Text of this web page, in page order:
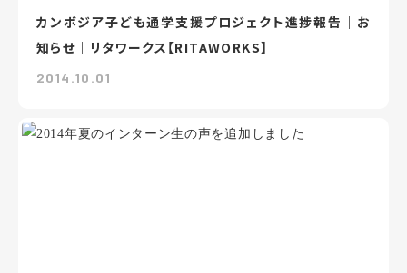
カンボジア子ども通学支援プロジェクト進捗報告｜お
知らせ｜リタワークス【RITAWORKS】
2014.10.01